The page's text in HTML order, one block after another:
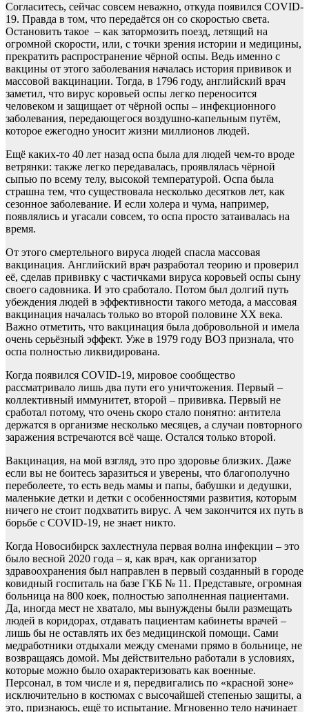
Согласитесь, сейчас совсем неважно, откуда появился COVID-
19. Правда в том, что передаётся он со скоростью света.
Остановить такое – как затормозить поезд, летящий на
огромной скорости, или, с точки зрения истории и медицины,
прекратить распространение чёрной оспы. Ведь именно с
вакцины от этого заболевания началась история прививок и
массовой вакцинации. Тогда, в 1796 году, английский врач
заметил, что вирус коровьей оспы легко переносится
человеком и защищает от чёрной оспы – инфекционного
заболевания, передающегося воздушно-капельным путём,
которое ежегодно уносит жизни миллионов людей.
Ещё каких-то 40 лет назад оспа была для людей чем-то вроде
ветрянки: также легко передавалась, проявлялась чёрной
сыпью по всему телу, высокой температурой. Оспа была
страшна тем, что существовала несколько десятков лет, как
сезонное заболевание. И если холера и чума, например,
появлялись и угасали совсем, то оспа просто затаивалась на
время.
От этого смертельного вируса людей спасла массовая
вакцинация. Английский врач разработал теорию и проверил
её, сделав прививку с частичками вируса коровьей оспы сыну
своего садовника. И это сработало. Потом был долгий путь
убеждения людей в эффективности такого метода, а массовая
вакцинация началась только во второй половине XX века.
Важно отметить, что вакцинация была добровольной и имела
очень серьёзный эффект. Уже в 1979 году ВОЗ признала, что
оспа полностью ликвидирована.
Когда появился COVID-19, мировое сообщество
рассматривало лишь два пути его уничтожения. Первый –
коллективный иммунитет, второй – прививка. Первый не
сработал потому, что очень скоро стало понятно: антитела
держатся в организме несколько месяцев, а случаи повторного
заражения встречаются всё чаще. Остался только второй.
Вакцинация, на мой взгляд, это про здоровье близких. Даже
если вы не боитесь заразиться и уверены, что благополучно
переболеете, то есть ведь мамы и папы, бабушки и дедушки,
маленькие детки и детки с особенностями развития, которым
ничего не стоит подхватить вирус. А чем закончится их путь в
борьбе с COVID-19, не знает никто.
Когда Новосибирск захлестнула первая волна инфекции – это
было весной 2020 года – я, как врач, как организатор
здравоохранения был направлен в первый созданный в городе
ковидный госпиталь на базе ГКБ № 11. Представьте, огромная
больница на 800 коек, полностью заполненная пациентами.
Да, иногда мест не хватало, мы вынуждены были размещать
людей в коридорах, отдавать пациентам кабинеты врачей –
лишь бы не оставлять их без медицинской помощи. Сами
медработники отдыхали между сменами прямо в больнице, не
возвращаясь домой. Мы действительно работали в условиях,
которые можно было охарактеризовать как военные.
Персонал, в том числе и я, передвигались по «красной зоне»
исключительно в костюмах с высочайшей степенью защиты, а
это, признаюсь, ещё то испытание. Мгновенно тело начинает